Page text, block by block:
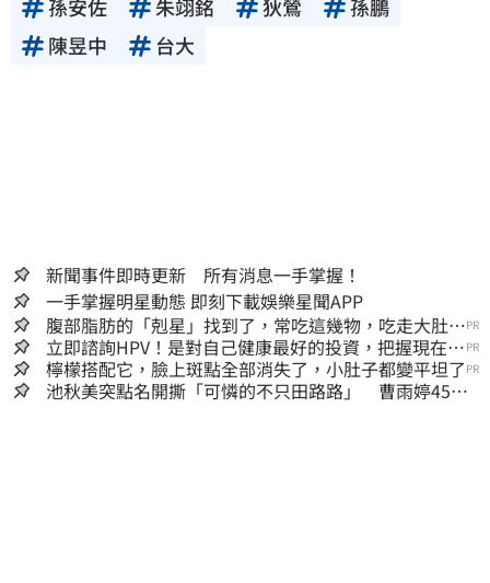
孫安佐 朱翊銘 狄鶯
孫鵬
陳昱中
台大
新聞事件即時更新 所有消息一手掌握！
一手掌握明星動態 即刻下載娛樂星聞APP
腹部脂肪的「剋星」找到了，常吃這幾物，吃走大肚
囊，瘦出小蠻腰
PR
立即諮詢HPV！是對自己健康最好的投資，把握現在不
嫌晚！
PR
檸檬搭配它，臉上斑點全部消失了，小肚子都變平坦了 PR
池秋美突點名開撕「可憐的不只田路路」 曹雨婷45字